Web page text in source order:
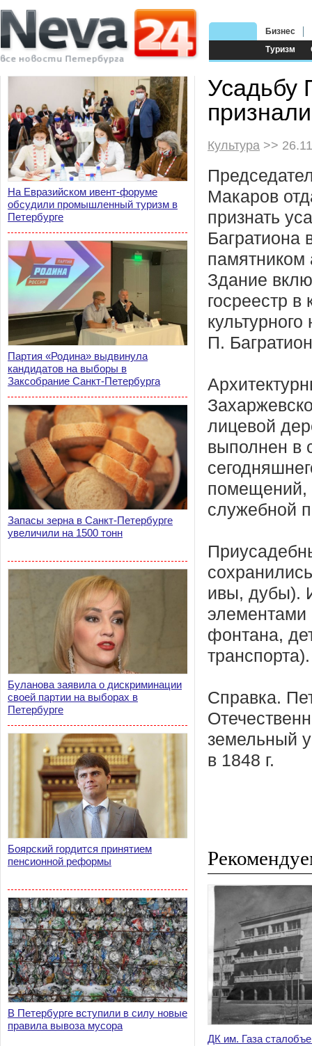
Туризм
Бизнес
На Евразийском ивент-форуме
обсудили промышленный туризм в
Петербурге
Партия «Родина» выдвинула
кандидатов на выборы в
Заксобрание Санкт-Петербурга
Запасы зерна в Санкт-Петербурге
увеличили на 1500 тонн
Буланова заявила о дискриминации
своей партии на выборах в
Петербурге
Боярский гордится принятием
пенсионной реформы
В Петербурге вступили в силу новые
правила вывоза мусора
Усадьбу
Культура >>
Макаров
признать
Багратиона
памятником
Здание
госреестр в
П.
лицевой
выполнен в
помещений,
служебной
ивы, дубы).
элементами
фонтана,
транспорта).
Справка.
земельный
в 1848 г.
ДК им. Газа